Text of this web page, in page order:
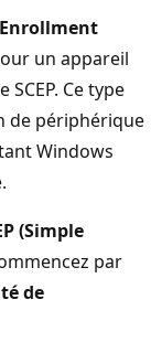
Enrollment
un appareil
Ce type
de périphérique
Windows
(Simple
par
de